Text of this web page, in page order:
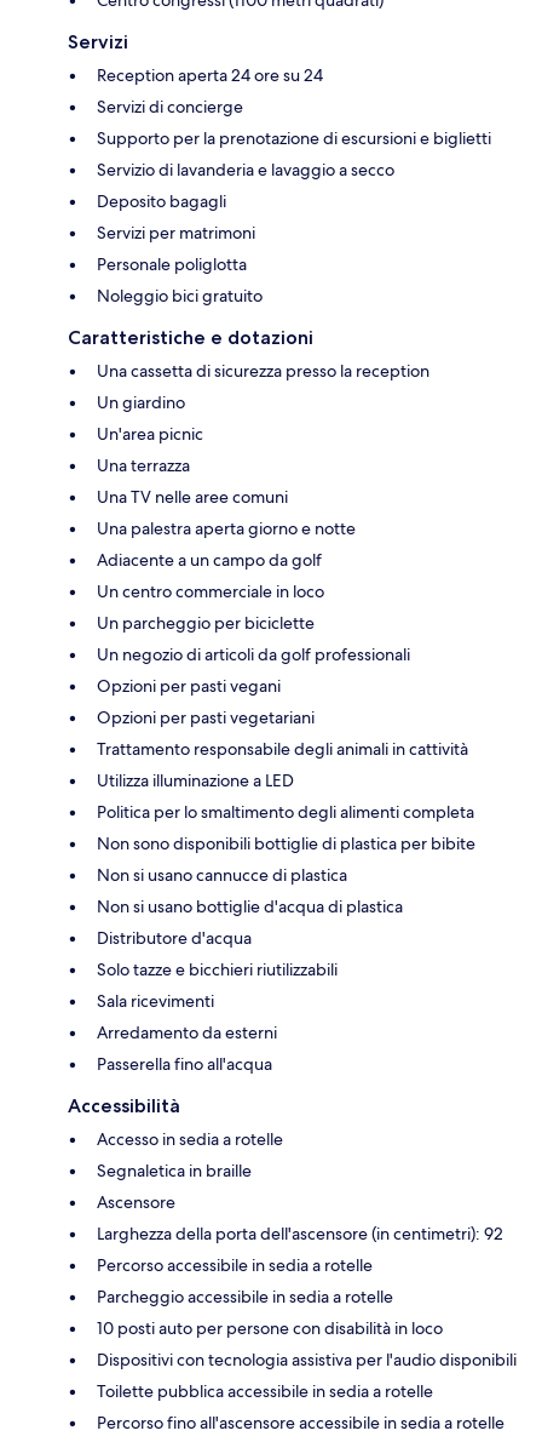
Servizi
Reception aperta 24 ore su 24
Servizi di concierge
Supporto per la prenotazione di escursioni e biglietti
Servizio di lavanderia e lavaggio a secco
Deposito bagagli
Servizi per matrimoni
Personale poliglotta
Noleggio bici gratuito
Caratteristiche e dotazioni
Una cassetta di sicurezza presso la reception
Un giardino
Un'area picnic
Una terrazza
Una TV nelle aree comuni
Una palestra aperta giorno e notte
Adiacente a un campo da golf
Un centro commerciale in loco
Un parcheggio per biciclette
Un negozio di articoli da golf professionali
Opzioni per pasti vegani
Opzioni per pasti vegetariani
Trattamento responsabile degli animali in cattività
Utilizza illuminazione a LED
Politica per lo smaltimento degli alimenti completa
Non sono disponibili bottiglie di plastica per bibite
Non si usano cannucce di plastica
Non si usano bottiglie d'acqua di plastica
Distributore d'acqua
Solo tazze e bicchieri riutilizzabili
Sala ricevimenti
Arredamento da esterni
Passerella fino all'acqua
Accessibilità
Accesso in sedia a rotelle
Segnaletica in braille
Ascensore
Larghezza della porta dell'ascensore (in centimetri): 92
Percorso accessibile in sedia a rotelle
Parcheggio accessibile in sedia a rotelle
10 posti auto per persone con disabilità in loco
Dispositivi con tecnologia assistiva per l'audio disponibili
Toilette pubblica accessibile in sedia a rotelle
Percorso fino all'ascensore accessibile in sedia a rotelle